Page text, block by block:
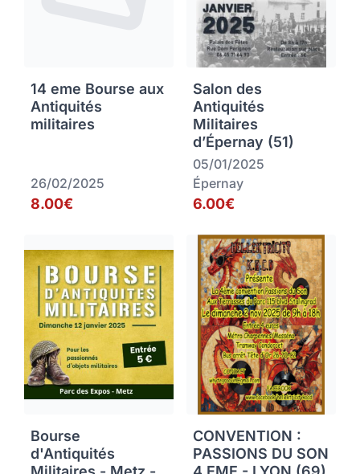
14 eme Bourse aux
Antiquités
militaires
26/02/2025
8.00€
Salon des
Antiquités
Militaires
d’Épernay (51)
05/01/2025
Épernay
6.00€
Bourse
d'Antiquités
CONVENTION :
PASSIONS DU SON